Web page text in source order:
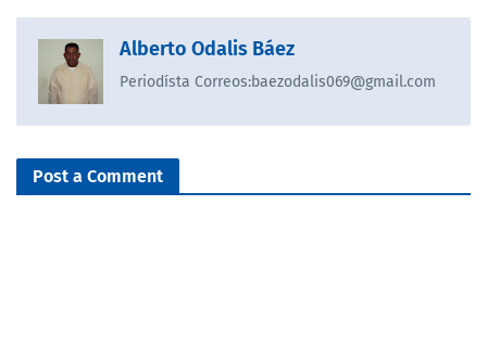
Alberto Odalis Báez
Periodísta Correos:baezodalis069@gmail.com
Post a Comment